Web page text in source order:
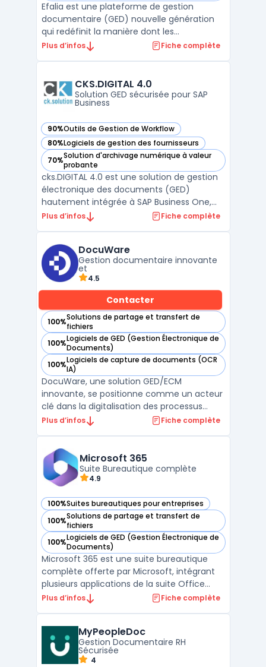
Efalia est une plateforme de gestion
documentaire (GED) nouvelle génération
qui redéfinit la manière dont les
organisations gèrent leurs documents et
pas de stocker des documents : c'est
une solution docume ...
Plus d’infos Fiche complète
CKS.DIGITAL 4.0
Solution GED sécurisée pour SAP
Business
90%Outils de Gestion de Workflow
— voir CKS.DIGITAL 4.0 dans cette catégorie
80%Logiciels de gestion des fournisseurs
— voir CKS.DIGITAL 4.0 dans cette catégorie
70%Solution d'archivage numérique à valeur
probante
— voir CKS.DIGITAL 4.0 dans cette catégorie
cks.DIGITAL 4.0 est une solution de gestion
électronique des documents (GED)
hautement intégrée à SAP Business One,
conçue pour automatiser et optimiser la
entreprises de numériser, traiter, archiver et
gérer efficacemen ...
Plus d’infos Fiche complète
DocuWare
Gestion documentaire innovante
et
4.5
Contacter
100%Solutions de partage et transfert de
fichiers
— voir DocuWare dans cette catégorie
100%Logiciels de GED (Gestion Électronique de
Documents)
— voir DocuWare dans cette catégorie
100%Logiciels de capture de documents (OCR
IA)
— voir DocuWare dans cette catégorie
DocuWare, une solution GED/ECM
innovante, se positionne comme un acteur
clé dans la digitalisation des processus
d'entreprise. Son archivage sécurisé des
manière protégée les documents des
salariés dans un coffre-fort numér ...
Plus d’infos Fiche complète
Microsoft 365
Suite Bureautique complète
4.9
100%Suites bureautiques pour entreprises
— voir Microsoft 365 dans cette catégorie
100%Solutions de partage et transfert de
fichiers
— voir Microsoft 365 dans cette catégorie
100%Logiciels de GED (Gestion Électronique de
Documents)
— voir Microsoft 365 dans cette catégorie
Microsoft 365 est une suite bureautique
complète offerte par Microsoft, intégrant
plusieurs applications de la suite Office
telles que Word, Excel, PowerPoint, et
des particuliers.En complément, Microsoft
365 prop ...
Plus d’infos Fiche complète
MyPeopleDoc
Gestion Documentaire RH
Sécurisée
4